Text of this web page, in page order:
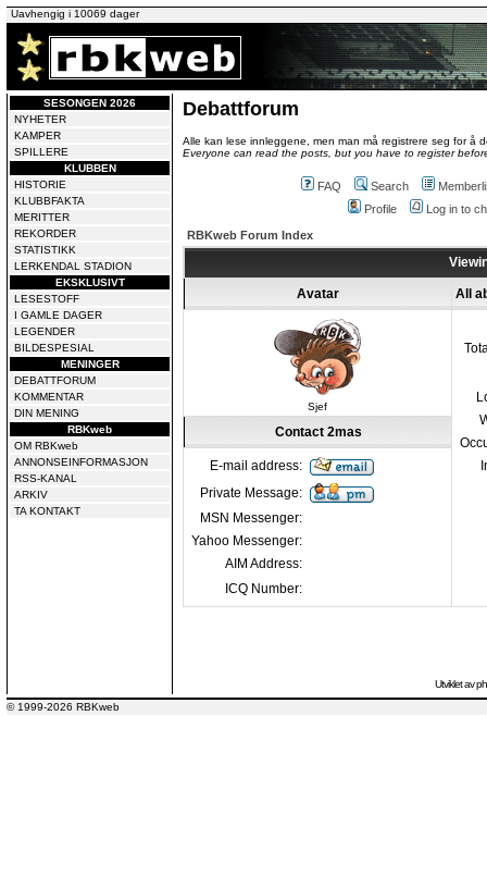
Uavhengig i 10069 dager
SESONGEN 2026
NYHETER
KAMPER
SPILLERE
KLUBBEN
HISTORIE
KLUBBFAKTA
MERITTER
REKORDER
STATISTIKK
LERKENDAL STADION
EKSKLUSIVT
LESESTOFF
I GAMLE DAGER
LEGENDER
BILDESPESIAL
MENINGER
DEBATTFORUM
KOMMENTAR
DIN MENING
RBKweb
OM RBKweb
ANNONSEINFORMASJON
RSS-KANAL
ARKIV
TA KONTAKT
Debattforum
Alle kan lese innleggene, men man må registrere seg for å
Everyone can read the posts, but you have to register
FAQ Search
Profile
Log in to
RBKweb Forum Index
Avatar All
Sjef
Contact 2mas
E-mail address:
Private Message:
MSN Messenger:
Yahoo Messenger:
AIM Address:
ICQ Number:
Utviklet av
© 1999-2026 RBKweb